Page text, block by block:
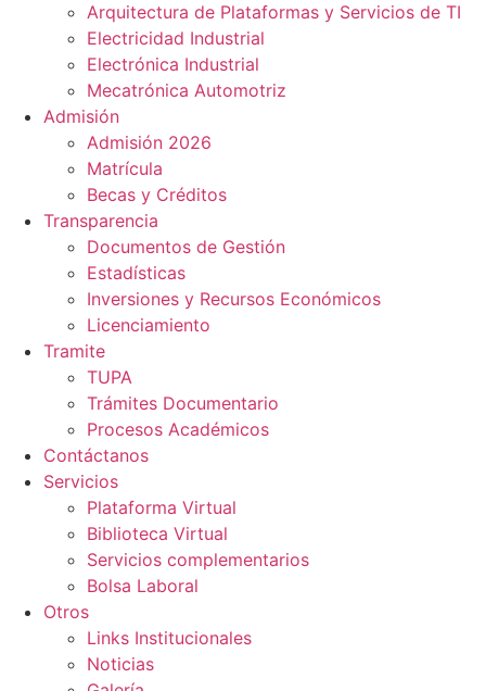
Arquitectura de Plataformas y Servicios de TI
Electricidad Industrial
Electrónica Industrial
Mecatrónica Automotriz
Admisión
Admisión 2026
Matrícula
Becas y Créditos
Transparencia
Documentos de Gestión
Estadísticas
Inversiones y Recursos Económicos
Licenciamiento
Tramite
TUPA
Trámites Documentario
Procesos Académicos
Contáctanos
Servicios
Plataforma Virtual
Biblioteca Virtual
Servicios complementarios
Bolsa Laboral
Otros
Links Institucionales
Noticias